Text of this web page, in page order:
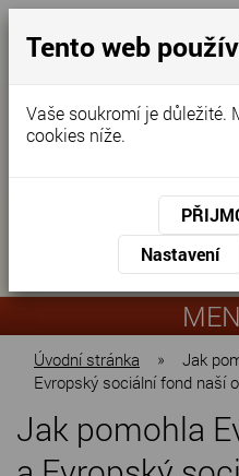
prohlídka
Úvodní stránka »
Jak
Evropský sociální fond naší
Jak pomohla
Tento web
Vaše soukromí je důležité.
cookies níže.
Nastavení